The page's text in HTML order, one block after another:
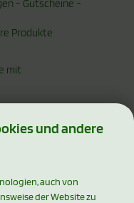
- Gutscheine -
Produkte
mit
und andere
auch von
der Website zu